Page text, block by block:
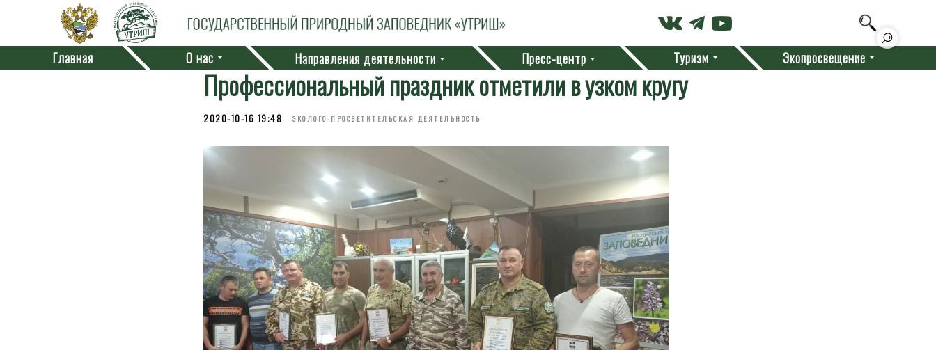
Туризм
Пресс-центр
Направления деятельности
О нас
Главная Экопросвещение
Профессиональный праздник отметили в узком кругу
2020-10-16 19:48 ЭКОЛОГО-ПРОСВЕТИТЕЛЬСКАЯ ДЕЯТЕЛЬНОСТЬ